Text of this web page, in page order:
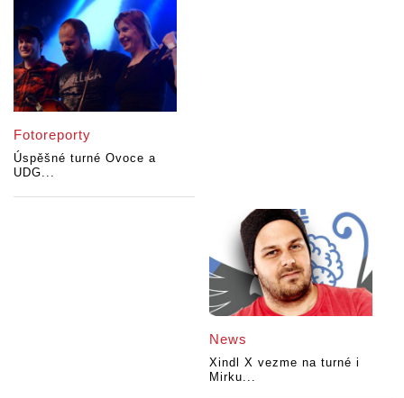
Fotoreporty
Úspěšné turné Ovoce a
UDG...
News
Xindl X vezme na turné i
Mirku...